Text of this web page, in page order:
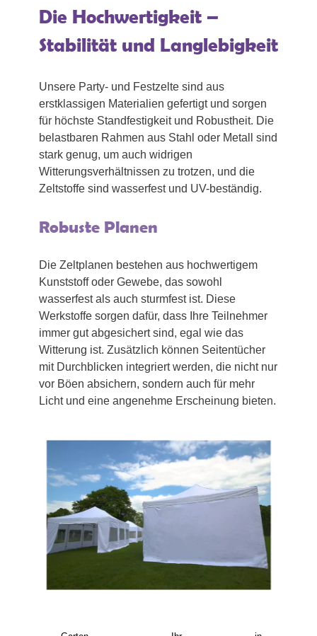
Die Hochwertigkeit –
Stabilität und Langlebigkeit
Unsere Party- und Festzelte sind aus
erstklassigen Materialien gefertigt und sorgen
für höchste Standfestigkeit und Robustheit. Die
belastbaren Rahmen aus Stahl oder Metall sind
stark genug, um auch widrigen
Witterungsverhältnissen zu trotzen, und die
Zeltstoffe sind wasserfest und UV-beständig.
Robuste Planen
Die Zeltplanen bestehen aus hochwertigem
Kunststoff oder Gewebe, das sowohl
wasserfest als auch sturmfest ist. Diese
Werkstoffe sorgen dafür, dass Ihre Teilnehmer
immer gut abgesichert sind, egal wie das
Witterung ist. Zusätzlich können Seitentücher
mit Durchblicken integriert werden, die nicht nur
vor Böen absichern, sondern auch für mehr
Licht und eine angenehme Erscheinung bieten.